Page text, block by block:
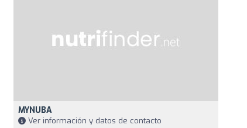
MYNUBA
Ver información y datos de contacto